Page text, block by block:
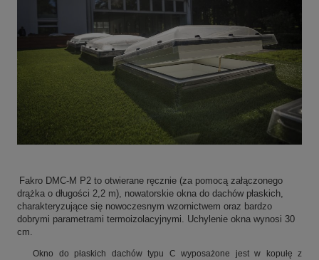
Fakro DMC-M P2 to otwierane ręcznie (za pomocą załączonego
drążka o długości 2,2 m), nowatorskie okna do dachów płaskich,
charakteryzujące się nowoczesnym wzornictwem oraz bardzo
dobrymi parametrami termoizolacyjnymi. Uchylenie okna wynosi 30
cm.
Okno do płaskich dachów typu C wyposażone jest w kopułę z